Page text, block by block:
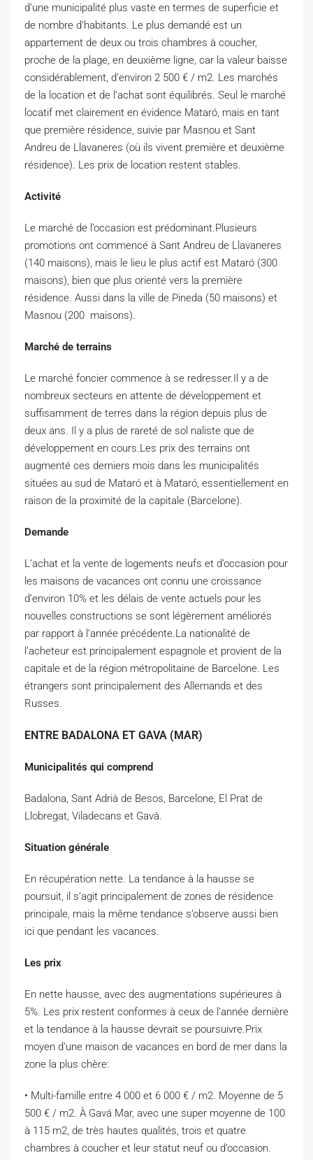
d’une municipalité plus vaste en termes de superficie et
de nombre d’habitants. Le plus demandé est un
appartement de deux ou trois chambres à coucher,
proche de la plage, en deuxième ligne, car la valeur baisse
considérablement, d’environ 2 500 € / m2. Les marchés
de la location et de l’achat sont équilibrés. Seul le marché
locatif met clairement en évidence Mataró, mais en tant
que première résidence, suivie par Masnou et Sant
Andreu de Llavaneres (où ils vivent première et deuxième
résidence). Les prix de location restent stables.
Activité
Le marché de l’occasion est prédominant.Plusieurs
promotions ont commencé à Sant Andreu de Llavaneres
(140 maisons), mais le lieu le plus actif est Mataró (300
maisons), bien que plus orienté vers la première
résidence. Aussi dans la ville de Pineda (50 maisons) et
Masnou (200 maisons).
Marché de terrains
Le marché foncier commence à se redresser.Il y a de
nombreux secteurs en attente de développement et
suffisamment de terres dans la région depuis plus de
deux ans. Il y a plus de rareté de sol naliste que de
développement en cours.Les prix des terrains ont
augmenté ces derniers mois dans les municipalités
situées au sud de Mataró et à Mataró, essentiellement en
raison de la proximité de la capitale (Barcelone).
Demande
L’achat et la vente de logements neufs et d’occasion pour
les maisons de vacances ont connu une croissance
d’environ 10% et les délais de vente actuels pour les
nouvelles constructions se sont légèrement améliorés
par rapport à l’année précédente.La nationalité de
l’acheteur est principalement espagnole et provient de la
capitale et de la région métropolitaine de Barcelone. Les
étrangers sont principalement des Allemands et des
Russes.
ENTRE BADALONA ET GAVA (MAR)
Municipalités qui comprend
Badalona, ​​Sant Adrià de Besos, Barcelone, El Prat de
Llobregat, Viladecans et Gavà.
Situation générale
En récupération nette. La tendance à la hausse se
poursuit, il s’agit principalement de zones de résidence
principale, mais la même tendance s’observe aussi bien
ici que pendant les vacances.
Les prix
En nette hausse, avec des augmentations supérieures à
5%. Les prix restent conformes à ceux de l’année dernière
et la tendance à la hausse devrait se poursuivre.Prix ​​
moyen d’une maison de vacances en bord de mer dans la
zone la plus chère:
• Multi-famille entre 4 000 et 6 000 € / m2. Moyenne de 5
500 € / m2. À Gavá Mar, avec une super moyenne de 100
à 115 m2, de très hautes qualités, trois et quatre
chambres à coucher et leur statut neuf ou d’occasion.